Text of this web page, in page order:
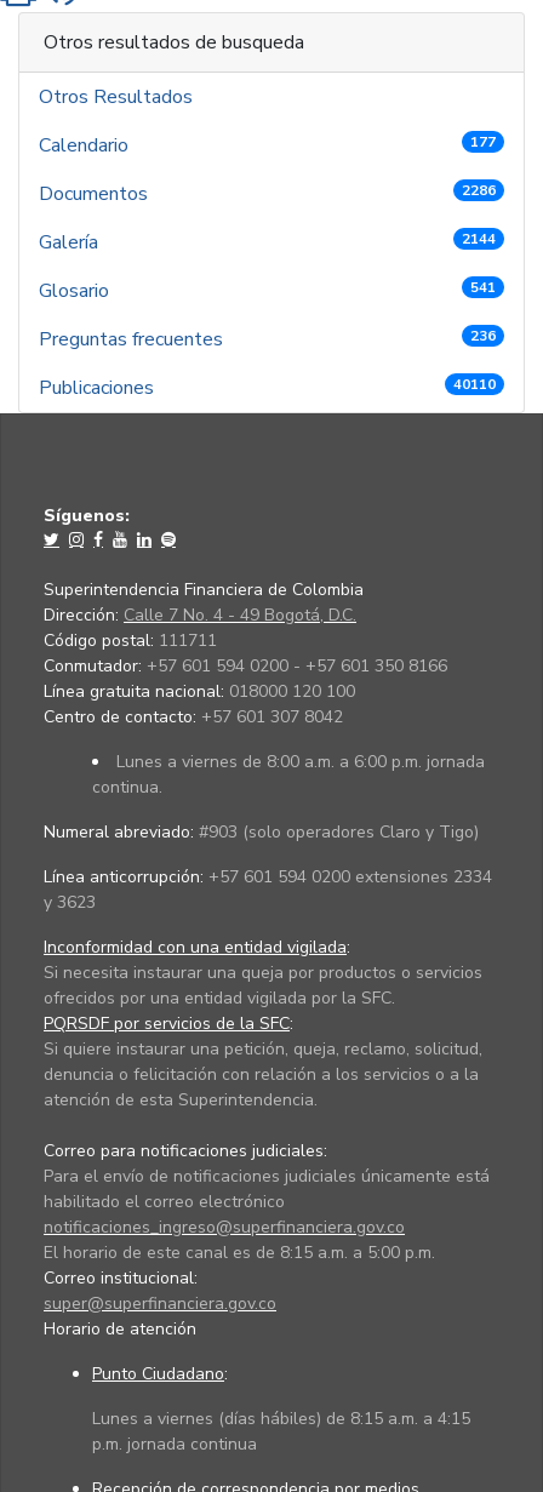
Otros resultados de busqueda
Otros Resultados
Calendario
177
Documentos 2286
Galería 2144
Glosario 541
Preguntas frecuentes 236
Publicaciones 40110
Síguenos:
Superintendencia Financiera de Colombia
Dirección: Calle 7 No. 4 - 49 Bogotá, D.C.
Código postal: 111711
Conmutador: +57 601 594 0200 - +57 601 350 8166
Línea gratuita nacional: 018000 120 100
Centro de contacto: +57 601 307 8042
Lunes a viernes de 8:00 a.m. a 6:00 p.m. jornada
continua.
Numeral abreviado: #903 (solo operadores Claro y Tigo)
Línea anticorrupción: +57 601 594 0200 extensiones 2334
y 3623
Inconformidad con una entidad vigilada:
Si necesita instaurar una queja por productos o servicios
ofrecidos por una entidad vigilada por la SFC.
PQRSDF por servicios de la SFC:
Si quiere instaurar una petición, queja, reclamo, solicitud,
denuncia o felicitación con relación a los servicios o a la
atención de esta Superintendencia.
Correo para notificaciones judiciales:
Para el envío de notificaciones judiciales únicamente está
habilitado el correo electrónico
notificaciones_ingreso@superfinanciera.gov.co
El horario de este canal es de 8:15 a.m. a 5:00 p.m.
Correo institucional:
super@superfinanciera.gov.co
Horario de atención
Punto Ciudadano:
Lunes a viernes (días hábiles) de 8:15 a.m. a 4:15
p.m. jornada continua